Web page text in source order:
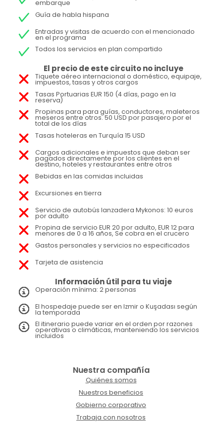
embarque
Guía de habla hispana
Entradas y visitas de acuerdo con el mencionado
en el programa
Todos los servicios en plan compartido
El precio de este circuito no incluye
Tiquete aéreo internacional o doméstico, equipaje,
impuestos, tasas y otros cargos
Tasas Portuarias EUR 150 (4 días, pago en la
reserva)
Propinas para para guías, conductores, maleteros
meseros entre otros. 50 USD por pasajero por el
total de los días
Tasas hoteleras en Turquía 15 USD
Cargos adicionales e impuestos que deban ser
pagados directamente por los clientes en el
destino, hoteles y restaurantes entre otros
Bebidas en las comidas incluidas
Excursiones en tierra
Servicio de autobús lanzadera Mykonos: 10 euros
por adulto
Propina de servicio EUR 20 por adulto, EUR 12 para
menores de 0 a 16 años, Se cobra en el crucero
Gastos personales y servicios no especificados
Tarjeta de asistencia
Información útil para tu viaje
Operación mínima: 2 personas
El hospedaje puede ser en Izmir o Kuşadası según
la temporada
El itinerario puede variar en el orden por razones
operativas o climáticas, manteniendo los servicios
incluidos
Nuestra compañía
Quiénes somos
Nuestros beneficios
Gobierno corporativo
Trabaja con nosotros